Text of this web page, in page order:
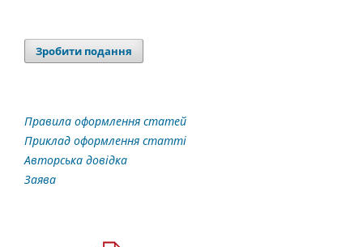
Зробити подання
Правила оформлення статей
Приклад оформлення статті
Авторська довідка
Заява